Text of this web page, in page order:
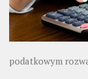
podatkowym